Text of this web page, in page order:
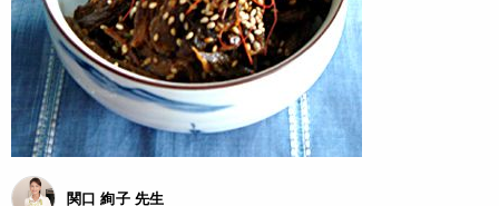
関口 絢子 先生